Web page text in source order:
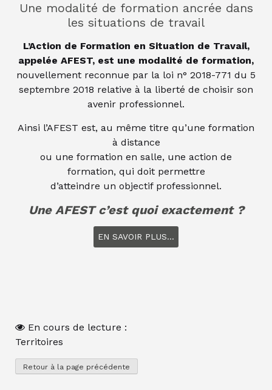
Une modalité de formation ancrée dans
les situations de travail
L’Action de Formation en Situation de Travail,
appelée AFEST, est une modalité de formation,
nouvellement reconnue par la loi n° 2018-771 du 5
septembre 2018 relative à la liberté de choisir son
avenir professionnel.
Ainsi l’AFEST est, au même titre qu’une formation
à distance
ou une formation en salle, une action de
formation, qui doit permettre
d’atteindre un objectif professionnel.
Une AFEST c’est quoi exactement ?
EN SAVOIR PLUS...
En cours de lecture :
Territoires